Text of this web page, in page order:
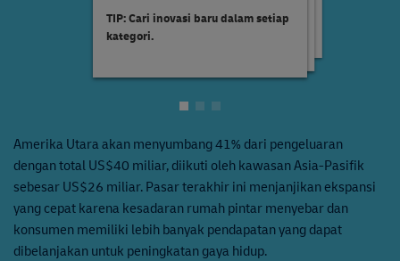
TIP: Cari inovasi baru dalam setiap
kategori.
TIP: Pilihlah headphone nirkabel
sejati.
casing untuk model terbaru?
Amerika Utara akan menyumbang 41% dari pengeluaran
dengan total US$40 miliar, diikuti oleh kawasan Asia-Pasifik
sebesar US$26 miliar. Pasar terakhir ini menjanjikan ekspansi
yang cepat karena kesadaran rumah pintar menyebar dan
konsumen memiliki lebih banyak pendapatan yang dapat
dibelanjakan untuk peningkatan gaya hidup.